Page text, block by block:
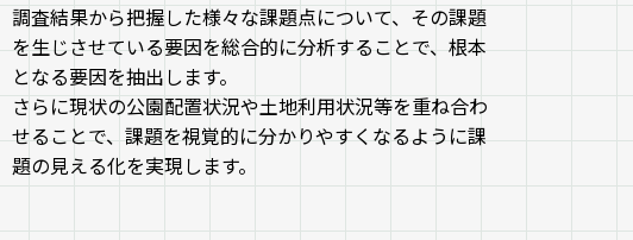
調査結果から把握した様々な課題点について、その課題
を生じさせている要因を総合的に分析することで、根本
となる要因を抽出します。
さらに現状の公園配置状況や土地利用状況等を重ね合わ
せることで、課題を視覚的に分かりやすくなるように課
題の見える化を実現します。